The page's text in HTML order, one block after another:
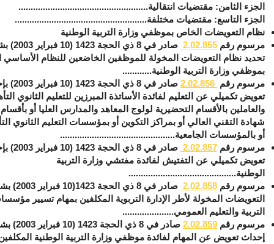
الجزء الثامن: مقتضيات انتقالية.....................................................
الجزء التاسع: مقتضيات مختلفة......................................................
نظام التعويضات الخاص بموظفي وزارة التربية الوطنية
مرسوم رقم 2.02.855
صادر في 8 ذي الحجة
تحديد نظام التعويضات المخولة للموظفين الخاضعين للنظام
بموظفي وزارة التربية الوطنية............
مرسوم رقم 2.02.856
صادر في 8 ذي
تعويض تكميلي عن التعليم لفائدة الأساتذة المبرزين للتعليم الثانوي
والعاملين بالأقسام التحضيرية لولوج المعاهد والمدارس العليا أو
شهادة التقني العالي أو بمراكز التكوين أو بمؤسسات التعليم الثانوي
أو بالمؤسسات الجامعية...............................................
مرسوم رقم 857
.
02
.
2
صادر في 8 ذي
تعويض تكميلي عن التفتيش لفائدة مفتشي وزارة التربية
الوطنية............................................
مرسوم رقم 858
.
02
.
2
صادر في 8 ذي الحجة
التعويضات المخولة لأطر الإدارة التربوية المكلفين بمهام تسيير
التربية والتعليم العمومي.....................
مرسوم رقم 2.02.859
صادر في 8 ذي الحجة 1423
إحداث تعويض عن المهام لفائدة موظفي وزارة التربية الوطنية